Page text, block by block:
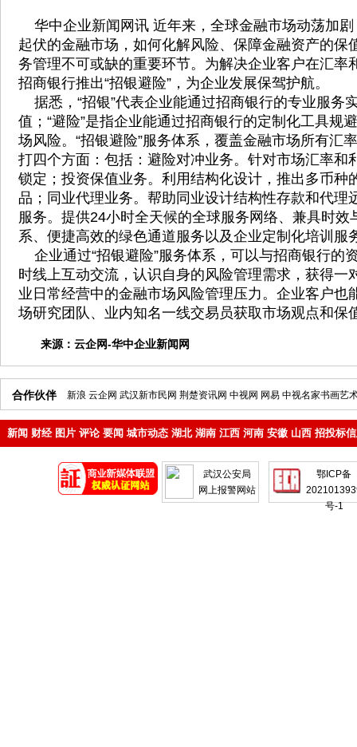
华中企业新闻网讯 近年来，全球金融市场动荡加
起伏的金融市场，如何化解风险、保障金融资产的保
务管理不可或缺的重要环节。为解决企业客户在汇率
招商银行推出“招银避险”，为企业发展保驾护航。
据悉，“招银”代表企业能通过招商银行的专业服务
值；“避险”是指企业能通过招商银行的定制化工具规
场风险。“招银避险”服务体系，覆盖金融市场所有汇
打四个方面：包括：避险对冲业务。针对市场汇率和
锁定；投资保值业务。利用结构化设计，推出多币种
品；同业代理业务。帮助同业设计结构性存款和代理
服务。提供24小时全天候的全球服务网络、兼具时效
系、便捷高效的绿色通道服务以及企业定制化培训服
企业通过“招银避险”服务体系，可以与招商银行的
时线上互动交流，认识自身的风险管理需求，获得一
业日常经营中的金融市场风险管理压力。企业客户也
场研究团队、业内知名一线交易员获取市场观点和保
来源： 云企网-华中企业新闻网
合作伙伴 新浪 云企网 武汉新市民网 荆楚资讯网 中视网 网易 中视名家书画艺
新闻 财经 图片 评论 要闻 城市动态 湖北 湖南 江西 河南 安徽 山西 招投标
武汉公安局
网上报警网站
鄂ICP备
号-1